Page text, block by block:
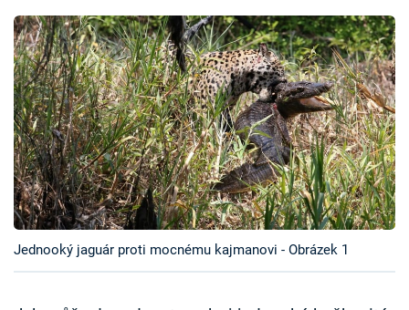
Témata
Témata
Pořady
TV Program
Časopis
Sledujte prima+
Jednooký jaguár proti mocnému kajmanovi - Obrázek 1